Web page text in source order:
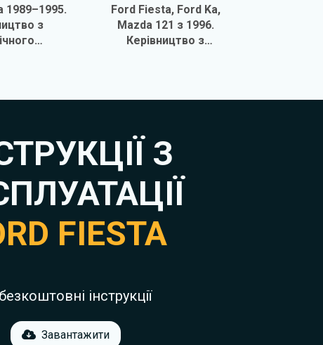
1989–1995.
з
Ford Fiesta, Ford Ka,
Mazda 121 з 1996.
Керівництво з
З
FIESTA
інструкції
Завантажити